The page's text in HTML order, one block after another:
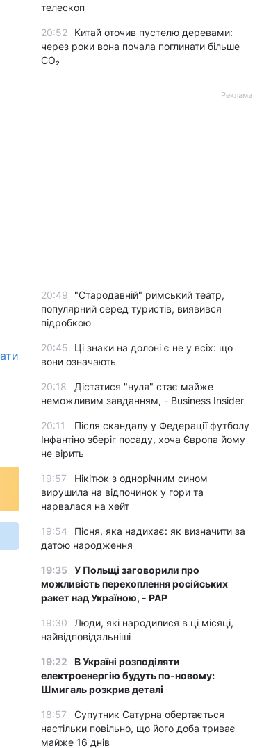
телескоп
20:52
Китай оточив пустелю деревами:
через роки вона почала поглинати більше
CO₂
Реклама
20:49
"Стародавній" римський театр,
популярний серед туристів, виявився
підробкою
20:45
Ці знаки на долоні є не у всіх: що
вони означають
20:18
Дістатися "нуля" стає майже
неможливим завданням, - Business Insider
20:11
Після скандалу у Федерації футболу
Інфантіно зберіг посаду, хоча Європа йому
не вірить
19:57
Нікітюк з однорічним сином
вирушила на відпочинок у гори та
нарвалася на хейт
19:54
Пісня, яка надихає: як визначити за
датою народження
19:35 У Польщі заговорили про
можливість перехоплення російських
ракет над Україною, - PAP
19:30
Люди, які народилися в ці місяці,
найвідповідальніші
19:22
В Україні розподіляти
електроенергію будуть по-новому:
Шмигаль розкрив деталі
18:57
Супутник Сатурна обертається
настільки повільно, що його доба триває
майже 16 днів